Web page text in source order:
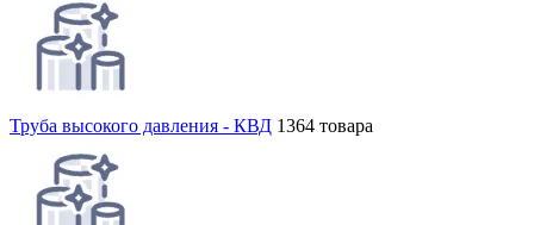
Труба высокого давления - КВД 1364 товара